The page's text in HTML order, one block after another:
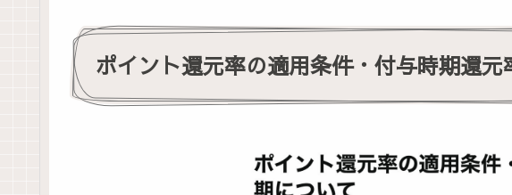
ポイント還元率の適用条件・付与時期還元